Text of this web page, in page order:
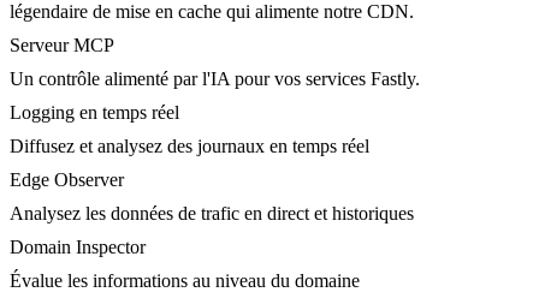
légendaire de mise en cache qui alimente notre CDN.
Serveur MCP
Un contrôle alimenté par l'IA pour vos services Fastly.
Logging en temps réel
Diffusez et analysez des journaux en temps réel
Edge Observer
Analysez les données de trafic en direct et historiques
Domain Inspector
Évalue les informations au niveau du domaine